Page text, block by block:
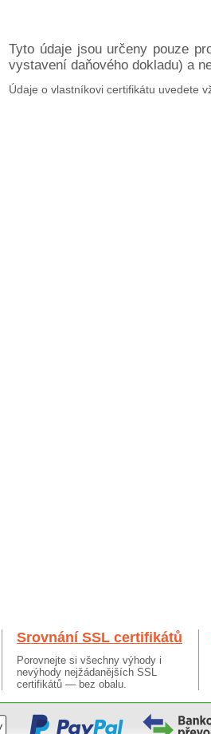
Tyto údaje jsou určeny pouze
vystavení daňového dokladu) a
Údaje o vlastníkovi certifikátu uvedete
Srovnání SSL certifikátů
Porovnejte si všechny výhody i
nevýhody nejžádanějších SSL
certifikátů — bez obalu.